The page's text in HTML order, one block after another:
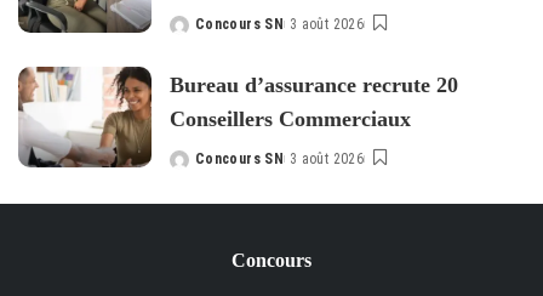
Posted
Concours SN 3 août 2026
Bureau d’assurance recrute 20
Conseillers Commerciaux
Posted
Concours SN 3 août 2026
Concours